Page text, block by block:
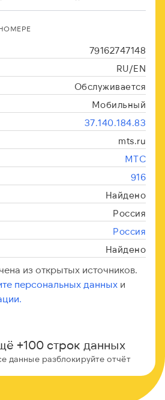
79162747148
RU/EN
Обслуживается
Мобильный
37.140.184.83
mts.ru
МТС
916
Найдено
Россия
Россия
Найдено
из открытых источников.
персональных данных и
+100 строк данных
данные разблокируйте отчёт